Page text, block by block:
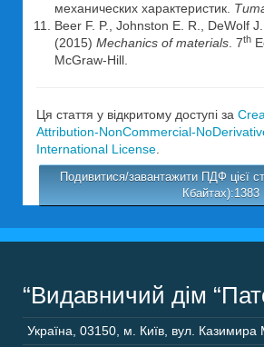
механических характеристик.
Beer F. P., Johnston E. R., DeWolf
(2015) Mechanics of materials . 7th
McGraw-Hill.
Ця стаття у відкритому доступі за
Attribution-NonCommercial-
International License
Подивитися/завантажити ПДФ цієї
Кбайтах):1383
“Видавничий дім
Україна 03150 м. Київ, вул. Казимира